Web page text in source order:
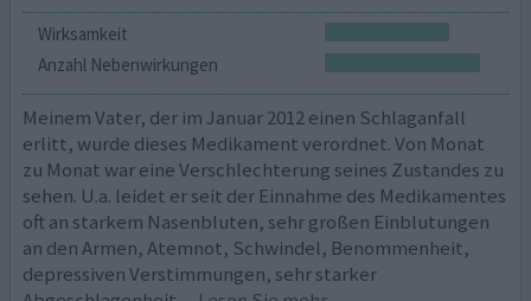
Wirksamkeit
Anzahl Nebenwirkungen
Meinem Vater, der im Januar 2012 einen Schlaganfall
erlitt, wurde dieses Medikament verordnet. Von Monat
zu Monat war eine Verschlechterung seines Zustandes zu
sehen. U.a. leidet er seit der Einnahme des Medikamentes
oft an starkem Nasenbluten, sehr großen Einblutungen
an den Armen, Atemnot, Schwindel, Benommenheit,
depressiven Verstimmungen, sehr starker